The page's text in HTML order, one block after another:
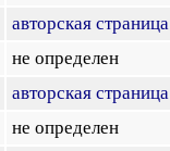
авторская страница
не определен
авторская страница
не определен